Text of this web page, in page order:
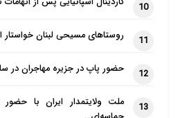
10
11 روستاهای مسیحی لبنان خواستار
12 حضور پاپ در جزیره مهاجران در
13
ملت ولایتمدار ایران با